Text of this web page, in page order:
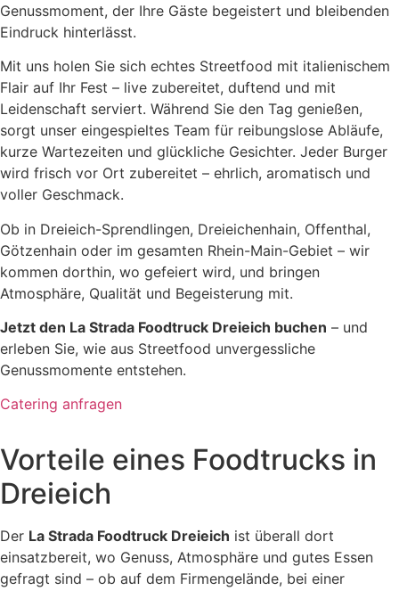
Genussmoment, der Ihre Gäste begeistert und bleibenden
Eindruck hinterlässt.
Mit uns holen Sie sich echtes Streetfood mit italienischem
Flair auf Ihr Fest – live zubereitet, duftend und mit
Leidenschaft serviert. Während Sie den Tag genießen,
sorgt unser eingespieltes Team für reibungslose Abläufe,
kurze Wartezeiten und glückliche Gesichter. Jeder Burger
wird frisch vor Ort zubereitet – ehrlich, aromatisch und
voller Geschmack.
Ob in Dreieich-Sprendlingen, Dreieichenhain, Offenthal,
Götzenhain oder im gesamten Rhein-Main-Gebiet – wir
kommen dorthin, wo gefeiert wird, und bringen
Atmosphäre, Qualität und Begeisterung mit.
Jetzt den La Strada Foodtruck Dreieich buchen – und
erleben Sie, wie aus Streetfood unvergessliche
Genussmomente entstehen.
Catering anfragen
Vorteile eines Foodtrucks in
Dreieich
Der La Strada Foodtruck Dreieich ist überall dort
einsatzbereit, wo Genuss, Atmosphäre und gutes Essen
gefragt sind – ob auf dem Firmengelände, bei einer